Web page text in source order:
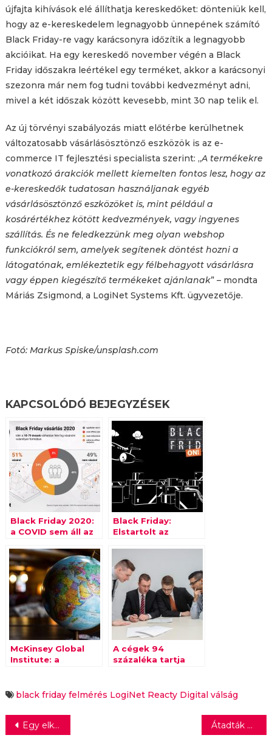
újfajta kihívások elé állíthatja kereskedőket: dönteniük kell,
hogy az e-kereskedelem legnagyobb ünnepének számító
Black Friday-re vagy karácsonyra időzítik a legnagyobb
akcióikat. Ha egy kereskedő november végén a Black
Friday időszakra leértékel egy terméket, akkor a karácsonyi
szezonra már nem fog tudni további kedvezményt adni,
mivel a két időszak között kevesebb, mint 30 nap telik el.
Az új törvényi szabályozás miatt előtérbe kerülhetnek
változatosabb vásárlásösztönző eszközök is az e-
commerce IT fejlesztési specialista szerint: „A termékekre
vonatkozó árakciók mellett kiemelten fontos lesz, hogy az
e-kereskedők tudatosan használjanak egyéb
vásárlásösztönző eszközöket is, mint például a
kosárértékhez kötött kedvezmények, vagy ingyenes
szállítás. És ne feledkezzünk meg olyan webshop
funkciókról sem, amelyek segítenek döntést hozni a
látogatónak, emlékeztetik egy félbehagyott vásárlásra
vagy éppen kiegészítő termékeket ajánlanak” – mondta
Máriás Zsigmond, a LogiNet Systems Kft. ügyvezetője.
Fotó: Markus Spiske/unsplash.com
KAPCSOLÓDÓ BEJEGYZÉSEK
Black Friday 2020:
a COVID sem áll az
Black Friday:
Elstartolt az
McKinsey Global
Institute: a
fogyasztói
magatartásra
A cégek 94
százaléka tartja
személyiségi
jellemzőit
black friday felmérés LogiNet Reacty Digital válság
Bejegyzés
Egy elképzelt szerelmi történet elevenedik meg az Átriumban Átadták az Európai Polgár díjat